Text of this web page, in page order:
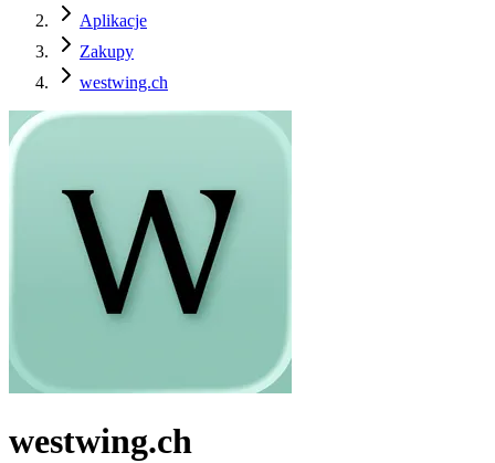
Aplikacje
Zakupy
westwing.ch
westwing.ch